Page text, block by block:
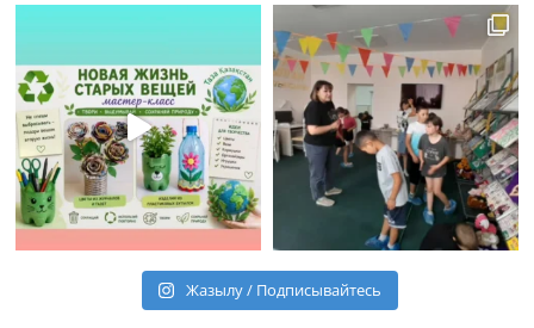
Жазылу / Подписывайтесь